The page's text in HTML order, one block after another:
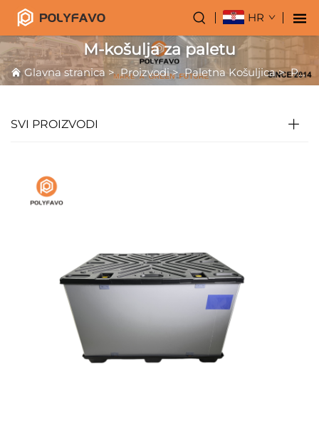
HR
M-košulja za paletu
Glavna stranica >Proizvodi>Paletna Košuljica>PP Stanična Košuljica
SVI PROIZVODI